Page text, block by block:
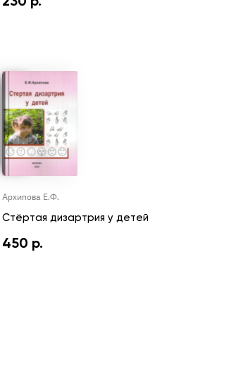
Архипова Е.Ф.
Стёртая дизартрия у детей
450 р.